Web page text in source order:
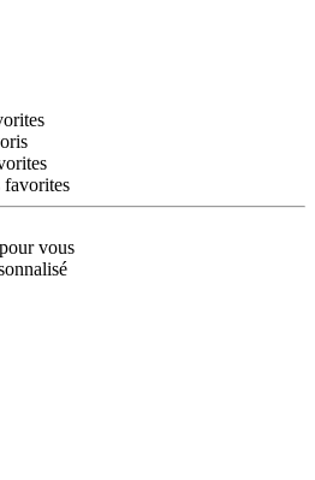
favorites
vous